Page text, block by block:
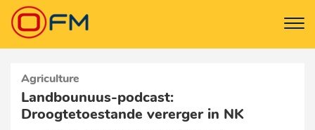
Agriculture
Landbounuus-podcast:
Droogtetoestande vererger in NK